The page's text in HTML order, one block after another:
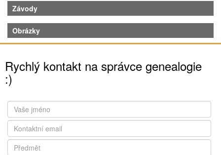
Závody
Obrázky
Rychlý kontakt na správce genealogie
:)